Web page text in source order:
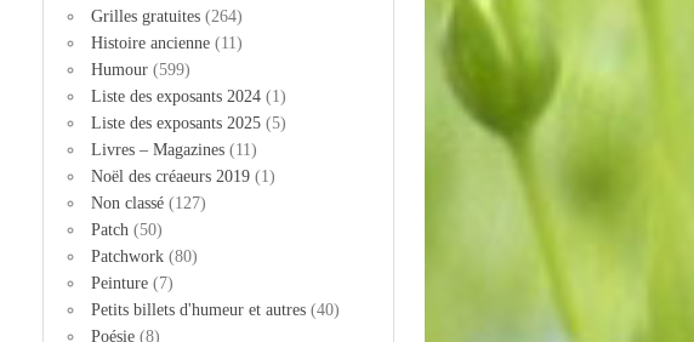
Grilles gratuites (264)
Histoire ancienne (11)
Humour (599)
Liste des exposants 2024 (1)
Liste des exposants 2025 (5)
Livres – Magazines (11)
Noël des créaeurs 2019 (1)
Non classé (127)
Patch (50)
Patchwork (80)
Peinture (7)
Petits billets d'humeur et autres (40)
Poésie (8)